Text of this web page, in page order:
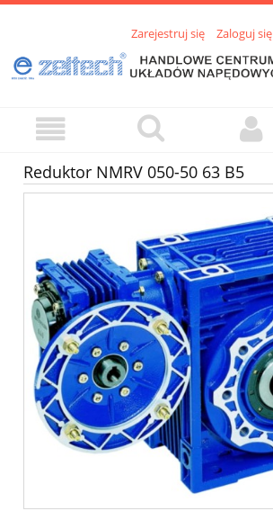
Zarejestruj się Zaloguj się
Reduktor NMRV 050-50 63 B5